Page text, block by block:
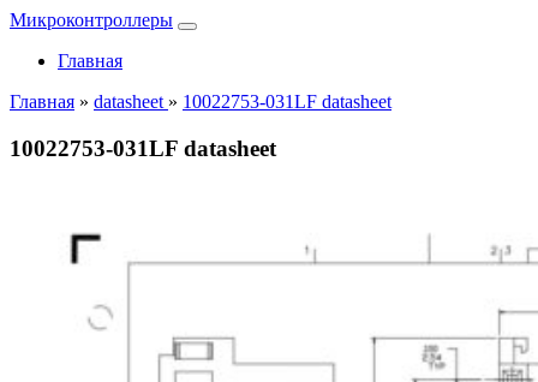
Микроконтроллеры
Главная
Главная » datasheet » 10022753-031LF datasheet
10022753-031LF datasheet